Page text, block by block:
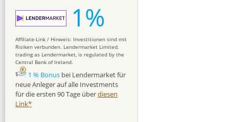
1%
Affiliate-Link / Hinweis: Investitionen sind mit
Risiken verbunden. Lendermarket Limited,
trading as Lendermarket, is regulated by the
Central Bank of Ireland.
1 % Bonus bei Lendermarket für
neue Anleger auf alle Investments
für die ersten 90 Tage überdiesen
Link*